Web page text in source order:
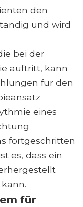
den
und wird
bei der
auftritt, kann
für den
eines
fortgeschritten
es, dass ein
für